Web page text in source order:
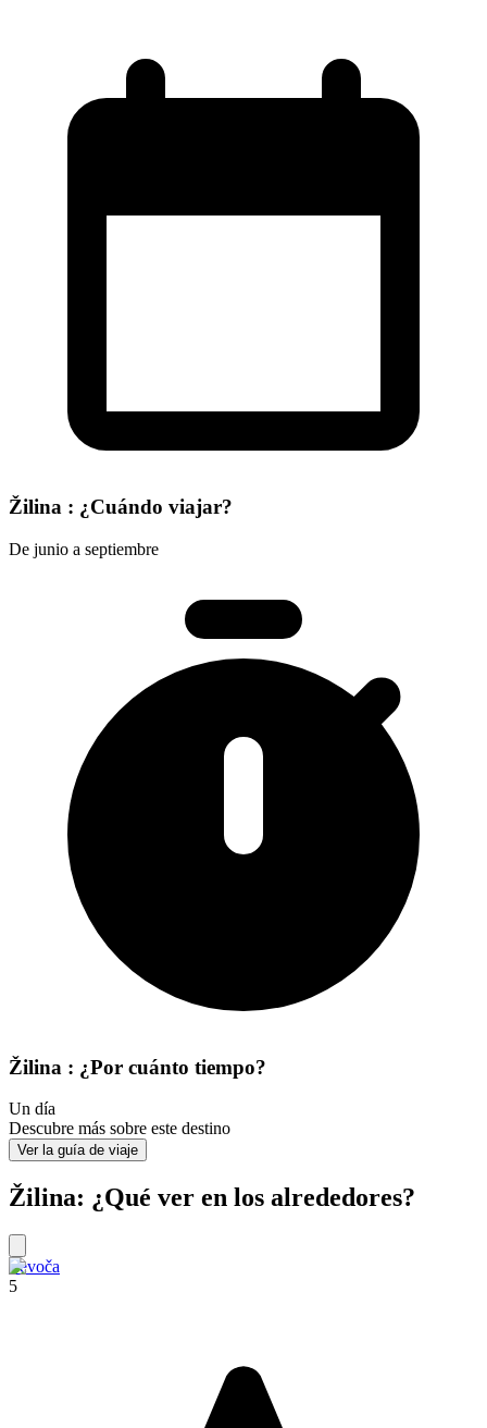
Žilina : ¿Cuándo viajar?
De junio a septiembre
Žilina : ¿Por cuánto tiempo?
Un día
Descubre más sobre este destino
Ver la guía de viaje
Žilina: ¿Qué ver en los alrededores?
Levoča
5